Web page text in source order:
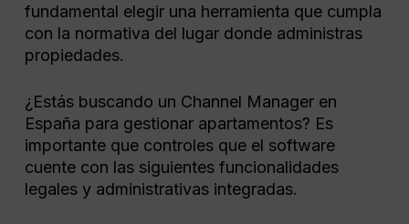
fundamental elegir una herramienta que cumpla
con la normativa del lugar donde administras
propiedades.
¿Estás buscando un Channel Manager en
España para gestionar apartamentos? Es
importante que controles que el software
cuente con las siguientes funcionalidades
legales y administrativas integradas.